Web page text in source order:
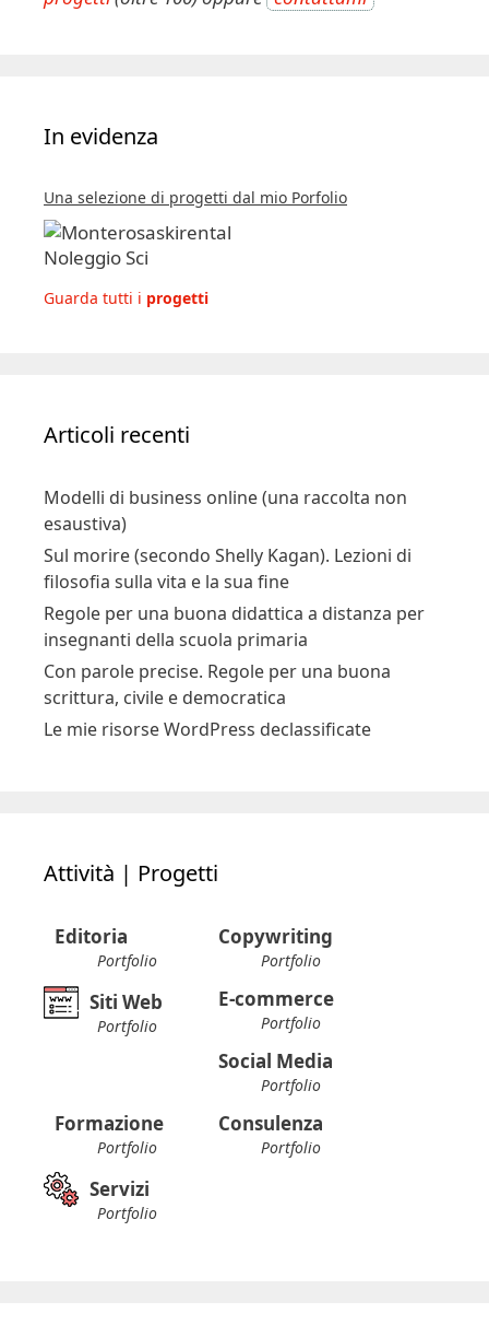
In evidenza
Una selezione di progetti dal mio Porfolio
Guarda tutti i progetti
Articoli recenti
Modelli di business online (una raccolta non
esaustiva)
Sul morire (secondo Shelly Kagan). Lezioni di
filosofia sulla vita e la sua fine
Regole per una buona didattica a distanza per
insegnanti della scuola primaria
Con parole precise. Regole per una buona
scrittura, civile e democratica
Le mie risorse WordPress declassificate
Attività | Progetti
Editoria
Portfolio
Copywriting
Portfolio
Siti Web
Portfolio
E-commerce
Portfolio
Social Media
Portfolio
Formazione
Portfolio
Consulenza
Portfolio
Servizi
Portfolio